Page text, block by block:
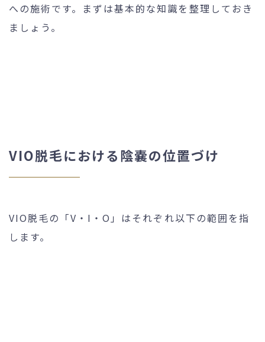
への施術です。まずは基本的な知識を整理しておき
ましょう。
VIO脱毛における陰嚢の位置づけ
VIO脱毛の「V・I・O」はそれぞれ以下の範囲を指
します。